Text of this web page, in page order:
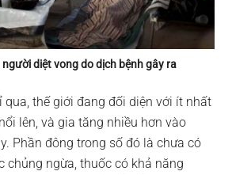
người diệt vong do dịch bệnh gây ra
qua, thế giới đang đối diện với ít nhất
lên, và gia tăng nhiều hơn vào
Phần đông trong số đó là chưa có
chủng ngừa, thuốc có khả năng